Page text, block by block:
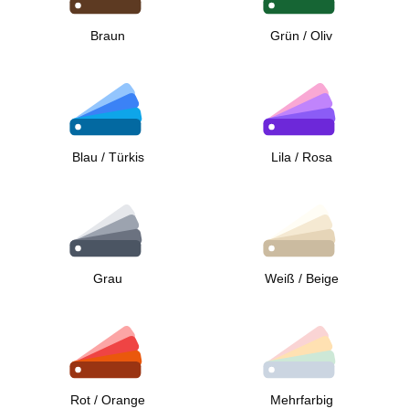
Braun Grün / Oliv
Blau / Türkis Lila / Rosa
Grau Weiß / Beige
Rot / Orange Mehrfarbig